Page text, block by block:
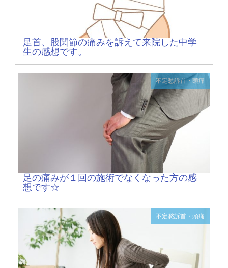
足首、股関節の痛みを訴えて来院した中学
生の感想です。
不定愁訴首・頭痛
足の痛みが１回の施術でなくなった方の感
想です☆
不定愁訴首・頭痛